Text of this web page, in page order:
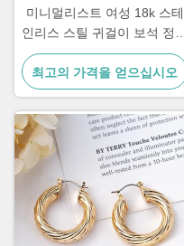
미니멀리스트 여성 18k 스테
인리스 스틸 귀걸이 보석 정사
형 귀걸이
최고의 가격을 얻으십시오